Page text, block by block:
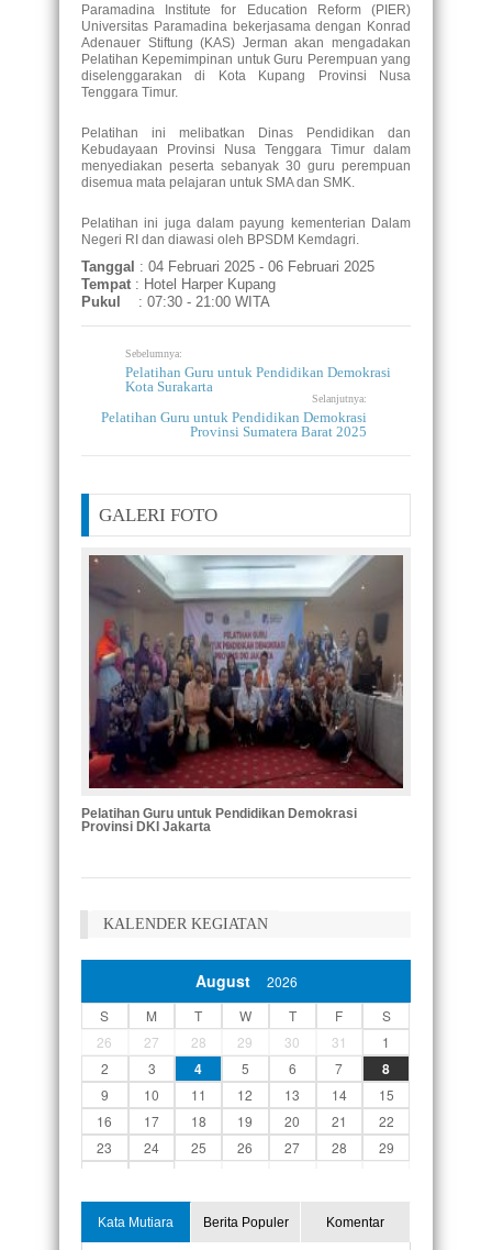
Paramadina Institute for Education Reform (PIER)
Universitas Paramadina bekerjasama dengan Konrad
Adenauer Stiftung (KAS) Jerman akan mengadakan
Pelatihan Kepemimpinan untuk Guru Perempuan yang
diselenggarakan di Kota Kupang Provinsi Nusa
Tenggara Timur.
Pelatihan ini melibatkan Dinas Pendidikan dan
Kebudayaan Provinsi Nusa Tenggara Timur dalam
menyediakan peserta sebanyak 30 guru perempuan
disemua mata pelajaran untuk SMA dan SMK.
Pelatihan ini juga dalam payung kementerian Dalam
Negeri RI dan diawasi oleh BPSDM Kemdagri.
Tanggal : 04 Februari 2025 - 06 Februari 2025
Tempat : Hotel Harper Kupang
Pukul
: 07:30 - 21:00 WITA
Sebelumnya:
Pelatihan Guru untuk Pendidikan Demokrasi
Kota Surakarta
Selanjutnya:
Pelatihan Guru untuk Pendidikan Demokrasi
Provinsi Sumatera Barat 2025
GALERI FOTO
Pelatihan Guru untuk Pendidikan Demokrasi
Provinsi DKI Jakarta
KALENDER KEGIATAN
August
2026
S
M T W T F
S
26
27 28 29 30 31
1
2
3 4 5 6 7 8
9 10 11 12 13 14
15
16
17 18 19 20 21
22
23
24 25 26 27 28
29
Kata Mutiara Berita Populer Komentar